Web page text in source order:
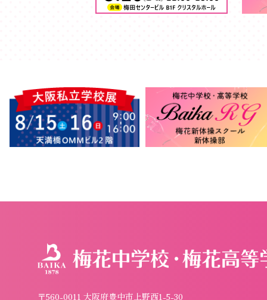
〒560-0011 大阪府豊中市上野西1-5-30